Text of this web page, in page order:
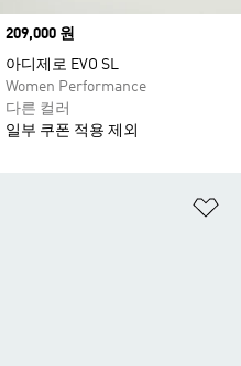
Price
209,000 원
아디제로 EVO SL
Women Performance
다른 컬러
일부 쿠폰 적용 제외